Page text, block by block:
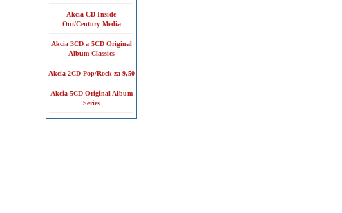
Akcia CD Inside
Out/Century Media
Akcia 3CD a 5CD Original
Album Classics
Akcia 2CD Pop/Rock za 9,50
Akcia 5CD Original Album
Series